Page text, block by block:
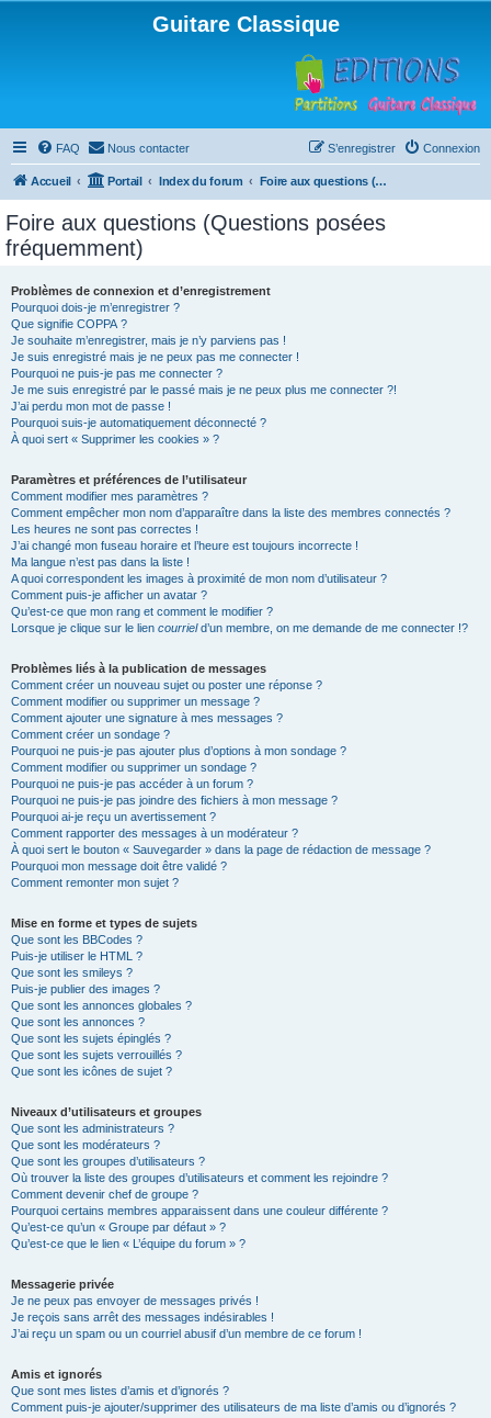
Guitare Classique
FAQ Nous contacter Connexion
S’enregistrer
Accueil Portail Index du forum Foire aux questions (Questions posées fréquemment)
Foire aux questions (Questions posées
fréquemment)
Problèmes de connexion et d’enregistrement
Pourquoi dois-je m’enregistrer ?
Que signifie COPPA ?
Je souhaite m’enregistrer, mais je n’y parviens pas !
Je suis enregistré mais je ne peux pas me connecter !
Pourquoi ne puis-je pas me connecter ?
Je me suis enregistré par le passé mais je ne peux plus me connecter ?!
J’ai perdu mon mot de passe !
Pourquoi suis-je automatiquement déconnecté ?
À quoi sert « Supprimer les cookies » ?
Paramètres et préférences de l’utilisateur
Comment modifier mes paramètres ?
Comment empêcher mon nom d’apparaître dans la liste des membres connectés ?
Les heures ne sont pas correctes !
J’ai changé mon fuseau horaire et l’heure est toujours incorrecte !
Ma langue n’est pas dans la liste !
A quoi correspondent les images à proximité de mon nom d’utilisateur ?
Comment puis-je afficher un avatar ?
Qu’est-ce que mon rang et comment le modifier ?
Lorsque je clique sur le lien courrield’un membre, on me demande de me connecter !?
Problèmes liés à la publication de messages
Comment créer un nouveau sujet ou poster une réponse ?
Comment modifier ou supprimer un message ?
Comment ajouter une signature à mes messages ?
Comment créer un sondage ?
Pourquoi ne puis-je pas ajouter plus d’options à mon sondage ?
Comment modifier ou supprimer un sondage ?
Pourquoi ne puis-je pas accéder à un forum ?
Pourquoi ne puis-je pas joindre des fichiers à mon message ?
Pourquoi ai-je reçu un avertissement ?
Comment rapporter des messages à un modérateur ?
À quoi sert le bouton « Sauvegarder » dans la page de rédaction de message ?
Pourquoi mon message doit être validé ?
Comment remonter mon sujet ?
Mise en forme et types de sujets
Que sont les BBCodes ?
Puis-je utiliser le HTML ?
Que sont les smileys ?
Puis-je publier des images ?
Que sont les annonces globales ?
Que sont les annonces ?
Que sont les sujets épinglés ?
Que sont les sujets verrouillés ?
Que sont les icônes de sujet ?
Niveaux d’utilisateurs et groupes
Que sont les administrateurs ?
Que sont les modérateurs ?
Que sont les groupes d’utilisateurs ?
Où trouver la liste des groupes d’utilisateurs et comment les rejoindre ?
Comment devenir chef de groupe ?
Pourquoi certains membres apparaissent dans une couleur différente ?
Qu’est-ce qu’un « Groupe par défaut » ?
Qu’est-ce que le lien « L’équipe du forum » ?
Messagerie privée
Je ne peux pas envoyer de messages privés !
Je reçois sans arrêt des messages indésirables !
J’ai reçu un spam ou un courriel abusif d’un membre de ce forum !
Amis et ignorés
Que sont mes listes d’amis et d’ignorés ?
Comment puis-je ajouter/supprimer des utilisateurs de ma liste d’amis ou d’ignorés ?